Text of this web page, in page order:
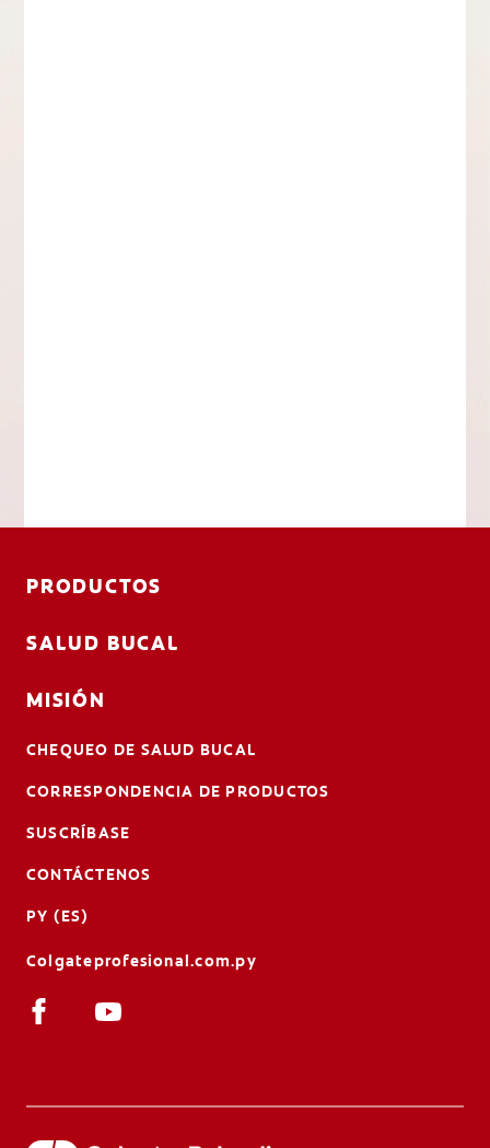
PRODUCTOS
SALUD BUCAL
MISIÓN
CHEQUEO DE SALUD BUCAL
CORRESPONDENCIA DE PRODUCTOS
SUSCRÍBASE
CONTÁCTENOS
PY (ES)
Colgateprofesional.com.py